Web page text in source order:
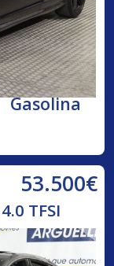
Gasolina
53.500€
TFSI